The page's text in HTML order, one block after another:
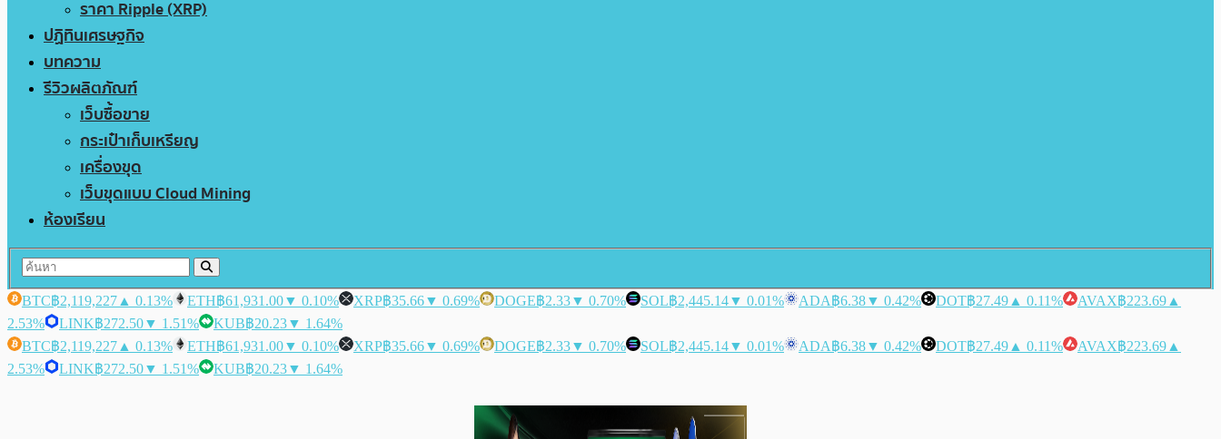
ราคา Ripple (XRP)
ปฏิทินเศรษฐกิจ
บทความ
รีวิวผลิตภัณฑ์
เว็บซื้อขาย
กระเป๋าเก็บเหรียญ
เครื่องขุด
เว็บขุดแบบ Cloud Mining
ห้องเรียน
BTC฿2,119,227 ▲ 0.13% ETH฿61,931.00▼ 0.10% XRP฿35.66▼ 0.69% DOGE฿2.33▼ 0.70% SOL฿2,445.14▼ 0.01% ADA฿6.38▼ 0.42% DOT฿27.49 ▲ 0.11% AVAX฿223.69 ▲
2.53%
LINK฿272.50▼ 1.51% KUB฿20.23▼ 1.64%
BTC฿2,119,227 ▲ 0.13% ETH฿61,931.00▼ 0.10% XRP฿35.66▼ 0.69% DOGE฿2.33▼ 0.70% SOL฿2,445.14▼ 0.01% ADA฿6.38▼ 0.42% DOT฿27.49 ▲ 0.11% AVAX฿223.69 ▲
2.53%
LINK฿272.50▼ 1.51% KUB฿20.23▼ 1.64%